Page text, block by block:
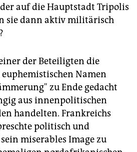
auf die Hauptstadt Tripolis
sie dann aktiv militärisch
der Beteiligten die
Namen
zu Ende gedacht
aus innenpolitischen
handelten. Frankreichs
politisch und
miserables Image zu